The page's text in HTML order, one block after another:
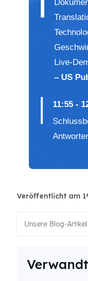
Live-
– US
11:55 -
Veröffentlicht am